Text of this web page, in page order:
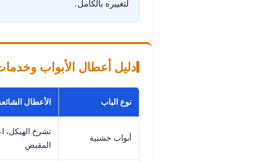
لتغييره بالكامل.
دليل أعطال الأبواب
نوع الباب الأعطال
أبواب خشبية
تشرخ الهيكل،
المقبض